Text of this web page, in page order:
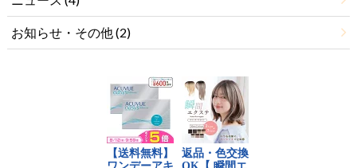
お知らせ・その他(2)